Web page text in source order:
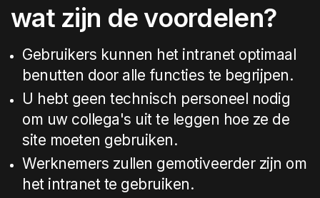
wat zijn de voordelen?
Gebruikers kunnen het intranet optimaal
benutten door alle functies te begrijpen.
U hebt geen technisch personeel nodig
om uw collega's uit te leggen hoe ze de
site moeten gebruiken.
Werknemers zullen gemotiveerder zijn om
het intranet te gebruiken.